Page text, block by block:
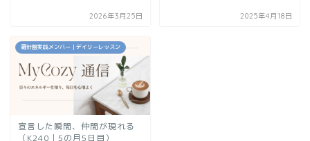
2026年3月25日 2025年4月18日
羅針盤実践メンバー｜デイリーレッスン
宣言した瞬間、仲間が現れる
（K240｜5の月5日目）